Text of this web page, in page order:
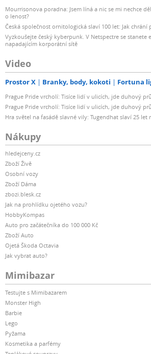
Mourrisonova poradna: Jsem líná a nic se mi nechce
o lenost?
Česká společnost ornitologická slaví 100 let: Jak chrání
Vyzkoušejte český kyberpunk. V Netspectre se stanete
napadajícím korporátní sítě
Video
Prostor X Branky, body, kokoti Fortuna
Prague Pride vrcholí: Tisíce lidí v ulicích, jde duhový
Prague Pride vrcholí: Tisíce lidí v ulicích, jde duhový
Hra světel na fasádě slavné vily: Tugendhat slaví 25 let
Nákupy
hledejceny.cz
Zboží Živě
Osobní vozy
Zboží Dáma
zbozi.blesk.cz
Jak na prohlídku ojetého vozu?
HobbyKompas
Auto pro začátečníka do 100 000 Kč
Zboží Auto
Ojetá Škoda Octavia
Jak vybrat auto?
Mimibazar
Testujte s Mimibazarem
Monster High
Barbie
Lego
Pyžama
Kosmetika a parfémy